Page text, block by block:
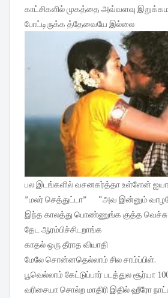
காட்சிகளில் முகத்தை அவ்வளவு
போட்டிருக்க த்தேவையே இல்லை
பல இடங்களில் வசனகர்த்தா உள்ளேன் ஐயா
”மலர் செத்துட்டா” “அவ இன்னும்
இந்த காலத்து பொண்ணுங்க குத்த வெச்சு
தேட ஆரம்பிச்சிடறாங்க
காதல் ஒரு தீராத வியாதி
மேலே சொன்னதெல்லாம் சில சாம்ப்பிள்.
பூவெல்லாம் கேட்டுப்பார் படத்துல சூர்யா
வரிசையா சொல்ற மாதிரி இதில் ஹீரோ